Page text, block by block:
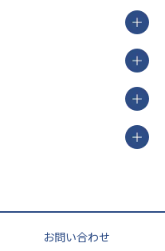
茨城県
長野県
奈良県
和歌山県
成功させる方法
お問い合わせ